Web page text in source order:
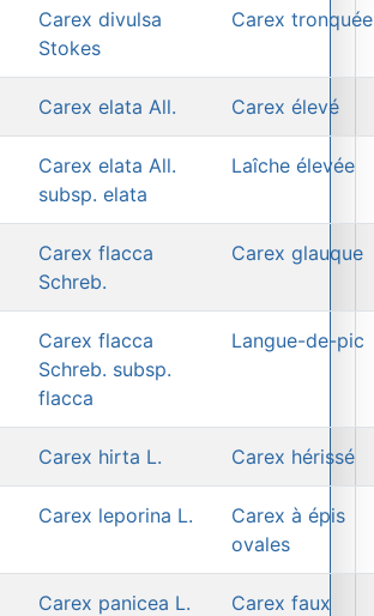
Carex divulsa
Stokes
Carex tronquée
Carex elata All. Carex élevé
Carex elata All.
subsp. elata
Laîche élevée
Carex flacca
Schreb.
Carex glauque
Carex flacca
Schreb. subsp.
flacca
Langue-de-pic
Carex hirta L. Carex hérissé
Carex leporina L.
Carex à épis
ovales
Carex panicea L.
Carex faux